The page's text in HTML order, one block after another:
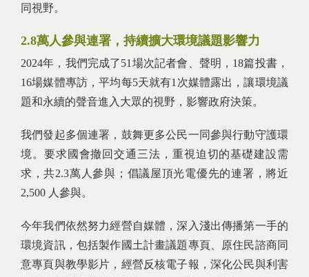
同視野。
2.8萬人參與連署，持續擴大環境議題影響力
2024年，我們完成了51場次記者會、聲明，18篇投書，
16場媒體專訪，平均每5天就有1次媒體露出，讓環境議
題和永續的聲音進入大眾的視野，影響政府決策。
我們發起多個連署，鼓舞更多公民一同參與行動守護環
境。要求國會撤回交通三法，重視迫切的基礎建設需
求，共2.3萬人參與；倡議屋頂光電優先的連署，將近
2,500 人參與。
今年我們依然努力經營自媒體，深入淺出傳播第一手的
環境資訊，包括製作國土計畫議題專頁、原住民諮商同
意專頁與教學影片，經營反核電子報，深化公民與利害